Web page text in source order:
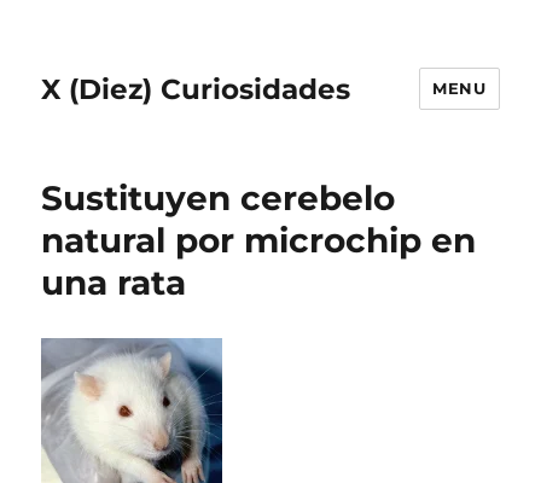
X (Diez) Curiosidades MENU
Sustituyen cerebelo
natural por microchip en
una rata